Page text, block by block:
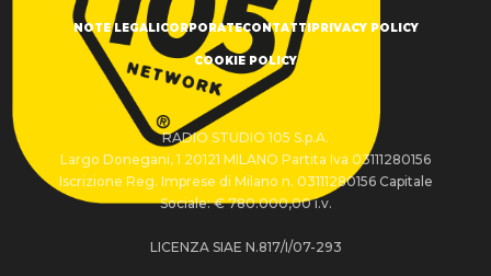
NOTE LEGALICORPORATECONTATTIPRIVACY POLICY
COOKIE POLICY
RADIO STUDIO 105 S.p.A.
Largo Donegani, 1 20121 MILANO Partita Iva 03111280156
Iscrizione Reg. Imprese di Milano n. 03111280156 Capitale
Sociale: € 780.000,00 i.v.
LICENZA SIAE N.817/I/07-293